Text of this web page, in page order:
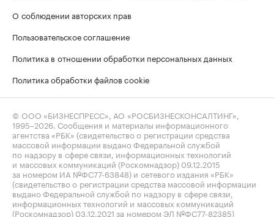
О соблюдении авторских прав
Пользовательское соглашение
Политика в отношении обработки персональных данных
Политика обработки файлов cookie
© ООО «БИЗНЕСПРЕСС», АО «РОСБИЗНЕСКОНСАЛТИНГ»,
1995–2026. Сообщения и материалы информационного
агентства «РБК» (свидетельство о регистрации средства
массовой информации выдано Федеральной службой
по надзору в сфере связи, информационных технологий
и массовых коммуникаций (Роскомнадзор) 09.12.2015
за номером ИА №ФС77-63848) и сетевого издания «РБК»
(свидетельство о регистрации средства массовой информации
выдано Федеральной службой по надзору в сфере связи,
информационных технологий и массовых коммуникаций
(Роскомнадзор) 03.12.2021 за номером ЭЛ №ФС77-82385)